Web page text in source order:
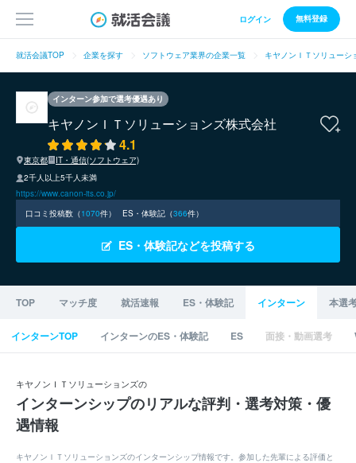
ログイン 無料登録
就活会議TOP 企業を探す ソフトウェア業界の企業一覧 キヤノンＩＴソリューシ
インターン参加で選考優遇あり
キヤノンＩＴソリューションズ株式会社
4.1
東京都
IT・通信(ソフトウェア)
2千人以上5千人未満
https://www.canon-its.co.jp/
口コミ投稿数（1070件） ES・体験記（366件）
ES・体験記などを投稿する
TOP マッチ度 就活速報 ES・体験記 インターン 本選
インターンTOP インターンのES・体験記 ES 面接・動画選考
キヤノンＩＴソリューションズの
インターンシップのリアルな評判・選考対策・優
遇情報
キヤノンＩＴソリューションズのインターンシップ情報です。参加した先輩による評価と